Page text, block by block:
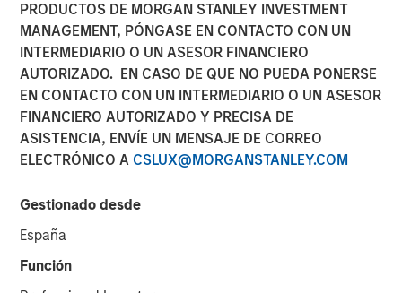
PRODUCTOS DE MORGAN STANLEY INVESTMENT
MANAGEMENT, PÓNGASE EN CONTACTO CON UN
INTERMEDIARIO O UN ASESOR FINANCIERO
AUTORIZADO. EN CASO DE QUE NO PUEDA PONERSE
EN CONTACTO CON UN INTERMEDIARIO O UN ASESOR
FINANCIERO AUTORIZADO Y PRECISA DE
ASISTENCIA, ENVÍE UN MENSAJE DE CORREO
ELECTRÓNICO A CSLUX@MORGANSTANLEY.COM
Gestionado desde
España
Función
07 MAYO 2025
Dallas, Texas – May 7, 2025
surgery center operator with integrated practice
announced today its partnership with Brooks Eye
Associates, a Plano, Texas based ophthalmology practice
and surgery center. Concurrently, UVP received a growth